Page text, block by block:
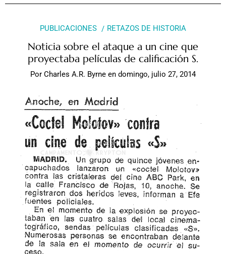
PUBLICACIONES RETAZOS DE HISTORIA
Noticia sobre el ataque a un cine que
proyectaba películas de calificación S.
Por Charles A.R. Byrne en domingo, julio 27, 2014